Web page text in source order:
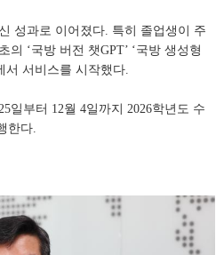
성과로 이어졌다. 특히 졸업생이 주
‘국방 버전 챗GPT’ ‘국방 생성형
서 서비스를 시작했다.
일부터 12월 4일까지 2026학년도 수
한다.